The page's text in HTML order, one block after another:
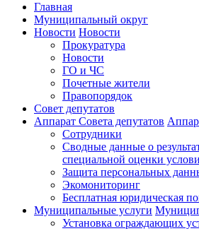
Главная
Муниципальный округ
Новости Новости
Прокуратура
Новости
ГО и ЧС
Почетные жители
Правопорядок
Совет депутатов
Аппарат Совета депутатов
Сотрудники
Сводные данные о
специальной оценки
Защита персональных
Экомониторинг
Бесплатная юридическая
Муниципальные услуги
Установка ограждающих